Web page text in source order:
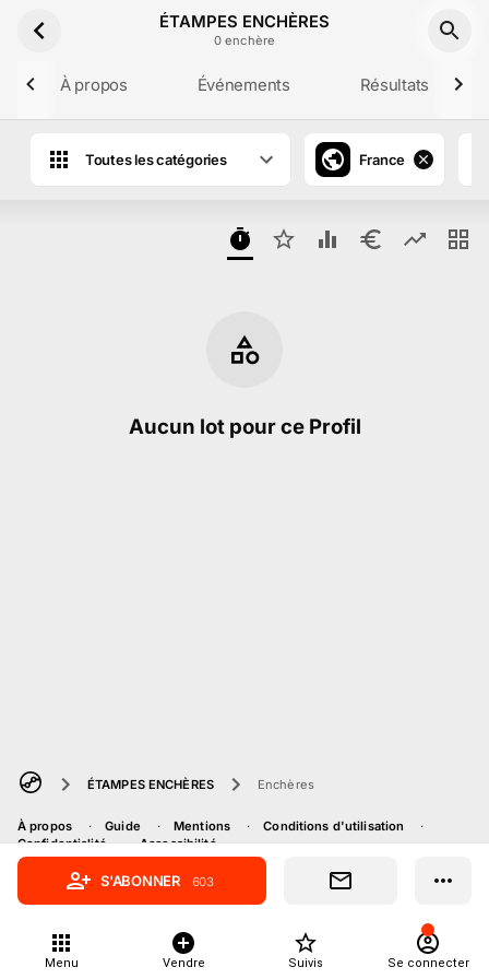
Aller au contenu principal
ÉTAMPES ENCHÈRES
0 enchère
À propos Événements Résultats
Toutes les catégories France
Aucun lot pour ce Profil
ÉTAMPES ENCHÈRES Enchères
À propos Guide Mentions
Conditions d'utilisation
Confidentialité
Accessibilité
S'ABONNER 603
Menu Vendre Suivis Se connecter